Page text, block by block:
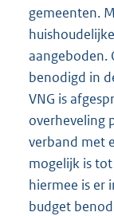
gemeenten.
aangeboden.
benodigd in
VNG is
overheveling
verband met
mogelijk is
hiermee is er
budget